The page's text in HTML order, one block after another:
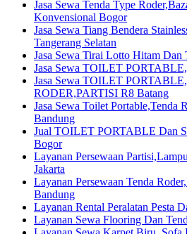
Jasa Sewa Tenda Type
Konvensional Bogor
Jasa Sewa Tiang Bendera
Tangerang Selatan
Jasa Sewa Tirai Lotto Hitam Dan
Jasa Sewa TOILET
Jasa Sewa TOILET
RODER,PARTISI R8 Batang
Jasa Sewa Toilet Portable,Tenda
Bandung
Jual TOILET PORTABLE Dan
Bogor
Layanan Persewaan
Jakarta
Layanan Persewaan Tenda
Bandung
Layanan Rental Peralatan Pesta
Layanan Sewa Flooring Dan